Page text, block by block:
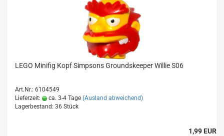
LEGO Minifig Kopf Simpsons Groundskeeper Willie S06
Art.Nr.: 6104549
Lieferzeit:
ca. 3-4 Tage (Ausland abweichend)
Lagerbestand: 36 Stück
1,99 EUR